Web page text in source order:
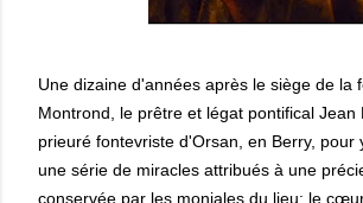
Une dizaine d'années après le siège de la
Montrond, le prêtre et légat pontifical Jean
prieuré fontevriste d'Orsan, en Berry, pour
une série de miracles attribués à une
conservée par les moniales du lieu: le